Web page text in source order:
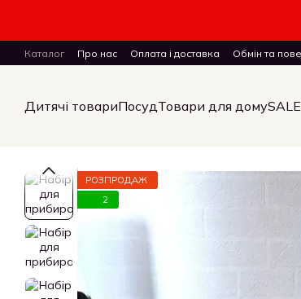
Каталог Про нас Оплата і доставка Обмін та
ПУБЛІЧНИЙ ДОГОВІР (ОФЕРТА) на замовлення,
Дитячі товариПосудТовари для дому
РОЗПРОДАЖ
2